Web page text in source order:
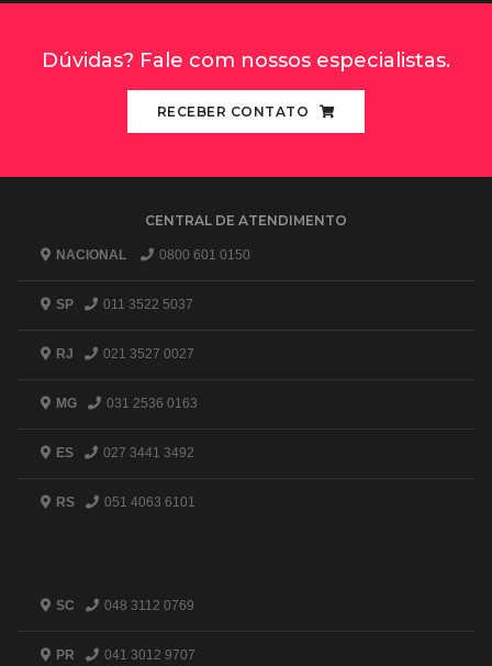
Dúvidas? Fale com nossos especialistas.
RECEBER CONTATO
CENTRAL DE ATENDIMENTO
NACIONAL 0800 601 0150
SP 011 3522 5037
RJ 021 3527 0027
MG 031 2536 0163
ES 027 3441 3492
RS 051 4063 6101
SC 048 3112 0769
PR 041 3012 9707